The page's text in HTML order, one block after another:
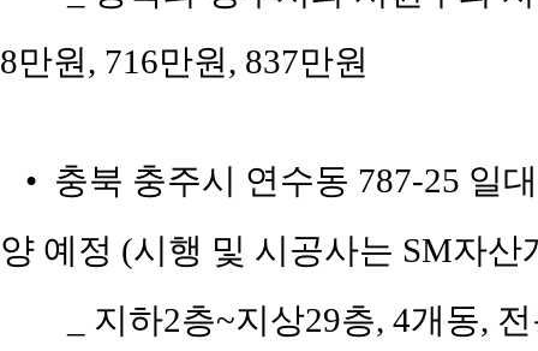
8만원, 716만원, 837만원
• 충북 충주시 연수동 787-25 일
양 예정 (시행 및 시공사는 SM자산
_ 지하2층~지상29층, 4개동,